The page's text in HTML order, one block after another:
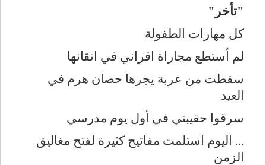
"تأخر"
كل مهارات الطفولة
لم أستطع مجاراة اقراني في اتقانها
سقطت من عربة يجرها حصان هرم في
العيد
سرقوا حقيبتي في أول يوم مدرسي
... اليوم استلمت مفاتيح كثيرة لفتح مغاليق
الزمن